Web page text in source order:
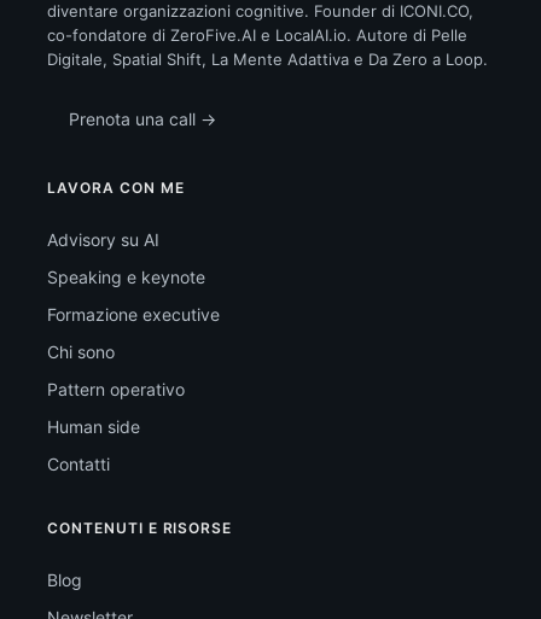
diventare organizzazioni cognitive. Founder di ICONI.CO,
co-fondatore di ZeroFive.AI e LocalAI.io. Autore di Pelle
Digitale, Spatial Shift, La Mente Adattiva e Da Zero a Loop.
Prenota una call →
LAVORA CON ME
Advisory su AI
Speaking e keynote
Formazione executive
Chi sono
Pattern operativo
Human side
Contatti
CONTENUTI E RISORSE
Blog